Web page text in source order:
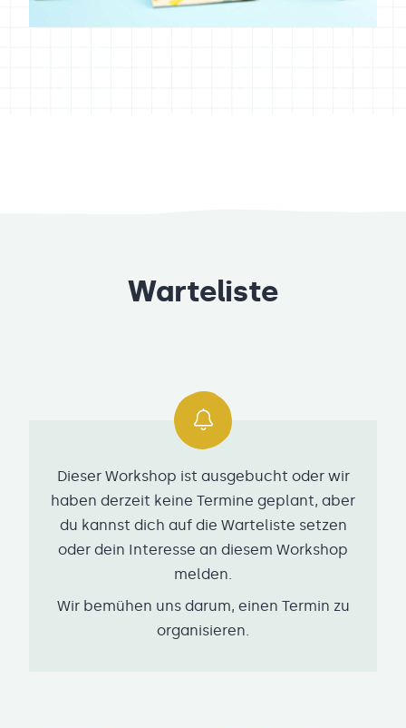
Warteliste
Dieser Workshop ist ausgebucht oder wir
haben derzeit keine Termine geplant, aber
du kannst dich auf die Warteliste setzen
oder dein Interesse an diesem Workshop
melden.
Wir bemühen uns darum, einen Termin zu
organisieren.